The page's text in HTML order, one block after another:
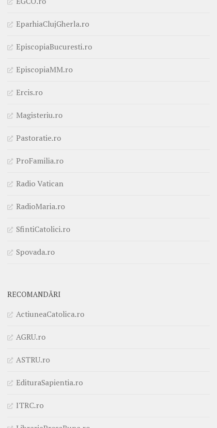
EparhiaClujGherla.ro
EpiscopiaBucuresti.ro
EpiscopiaMM.ro
Ercis.ro
Magisteriu.ro
Pastoratie.ro
ProFamilia.ro
Radio Vatican
RadioMaria.ro
SfintiCatolici.ro
Spovada.ro
RECOMANDĂRI
ActiuneaCatolica.ro
AGRU.ro
ASTRU.ro
EdituraSapientia.ro
ITRC.ro